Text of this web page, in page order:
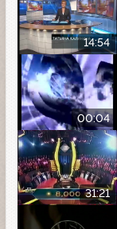
14:54
00:04
31:21